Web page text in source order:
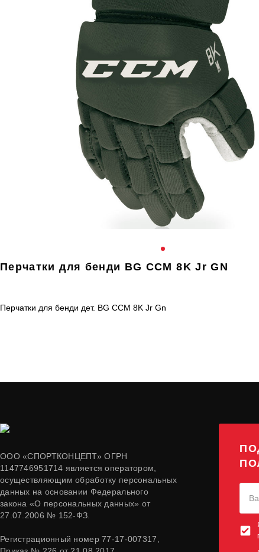
Перчатки для бенди BG CCM 8K Jr GN
Перчатки для бенди дет. BG CCM 8K Jr Gn
ООО «СПОРТКОНЦЕПТ» ОГРН
1147746951714 является оператором,
осуществляющим обработку персональных
данных на основании Федерального
закона «О персональных данных» от
27.07.2006 № 152-ФЗ.
Регистрационный номер 77-17-007317,